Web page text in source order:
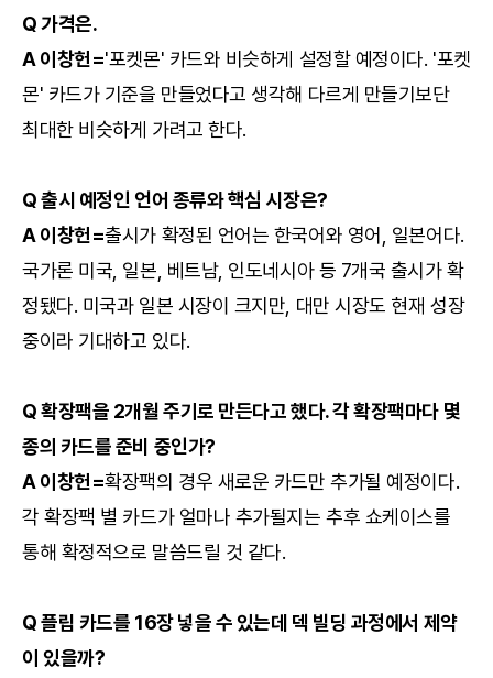
Q 가격은.
A 이창헌='포켓몬' 카드와 비슷하게 설정할 예정이다. '포켓
몬' 카드가 기준을 만들었다고 생각해 다르게 만들기보단
최대한 비슷하게 가려고 한다.
Q 출시 예정인 언어 종류와 핵심 시장은?
A 이창헌=출시가 확정된 언어는 한국어와 영어, 일본어다.
국가론 미국, 일본, 베트남, 인도네시아 등 7개국 출시가 확
정됐다. 미국과 일본 시장이 크지만, 대만 시장도 현재 성장
중이라 기대하고 있다.
Q 확장팩을 2개월 주기로 만든다고 했다. 각 확장팩마다 몇
종의 카드를 준비 중인가?
A 이창헌=확장팩의 경우 새로운 카드만 추가될 예정이다.
각 확장팩 별 카드가 얼마나 추가될지는 추후 쇼케이스를
통해 확정적으로 말씀드릴 것 같다.
Q 플립 카드를 16장 넣을 수 있는데 덱 빌딩 과정에서 제약
이 있을까?